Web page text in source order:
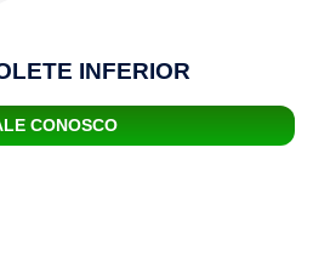
INFERIOR
CONOSCO